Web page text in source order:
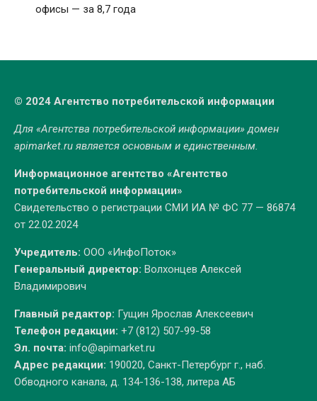
офисы — за 8,7 года
© 2024 Агентство потребительской информации
Для «Агентства потребительской информации» домен
apimarket.ruявляется основным и единственным.
Информационное агентство «Агентство
потребительской информации»
Свидетельство о регистрации СМИ ИА № ФС 77 — 86874
от 22.02.2024
Учредитель: ООО «ИнфоПоток»
Генеральный директор: Волхонцев Алексей
Владимирович
Главный редактор: Гущин Ярослав Алексеевич
Телефон редакции: +7 (812) 507-99-58
Эл. почта: info@apimarket.ru
Адрес редакции: 190020, Санкт-Петербург г., наб.
Обводного канала, д. 134-136-138, литера АБ